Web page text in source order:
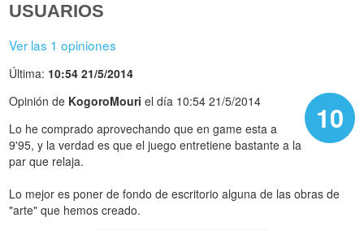
USUARIOS
Ver las 1 opiniones
Última: 10:54 21/5/2014
10
Opinión de KogoroMouri el día 10:54 21/5/2014
Lo he comprado aprovechando que en game esta a
9'95, y la verdad es que el juego entretiene bastante a la
par que relaja.
Lo mejor es poner de fondo de escritorio alguna de las obras de
"arte" que hemos creado.